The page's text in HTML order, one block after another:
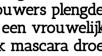
mascara